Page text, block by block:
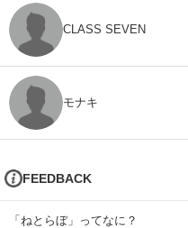
CLASS SEVEN
モナキ
FEEDBACK
「ねとらぼ」ってなに？